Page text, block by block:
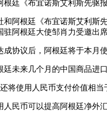
根廷《布宜诺斯艾利斯先
和阿根廷《布宜诺斯艾利斯
阿根廷大使邹肖力受邀出席
协议后，阿根廷将于本月
未来几个月的中国商品进
将使用人民币支付价值相当
民币可以提高阿根廷净外